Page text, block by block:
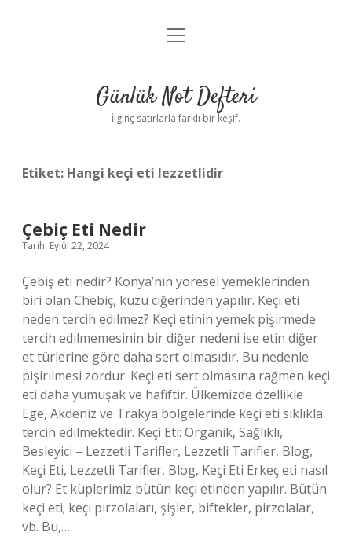
Anasayfa
Yasal Uyarı
menüyü
Günlük Not Defteri
İlginç satırlarla farklı bir keşif.
Etiket: Hangi keçi eti lezzetlidir
Çebiç Eti Nedir
Tarih: Eylül 22, 2024
Çebiş eti nedir? Konya’nın yöresel yemeklerinden
biri olan Chebiç, kuzu ciğerinden yapılır. Keçi eti
neden tercih edilmez? Keçi etinin yemek pişirmede
tercih edilmemesinin bir diğer nedeni ise etin diğer
et türlerine göre daha sert olmasıdır. Bu nedenle
pişirilmesi zordur. Keçi eti sert olmasına rağmen keçi
eti daha yumuşak ve hafiftir. Ülkemizde özellikle
Ege, Akdeniz ve Trakya bölgelerinde keçi eti sıklıkla
tercih edilmektedir. Keçi Eti: Organik, Sağlıklı,
Besleyici – Lezzetli Tarifler, Lezzetli Tarifler, Blog,
Keçi Eti, Lezzetli Tarifler, Blog, Keçi Eti Erkeç eti nasıl
olur? Et küplerimiz bütün keçi etinden yapılır. Bütün
keçi eti; keçi pirzolaları, şişler, biftekler, pirzolalar,
vb. Bu,…